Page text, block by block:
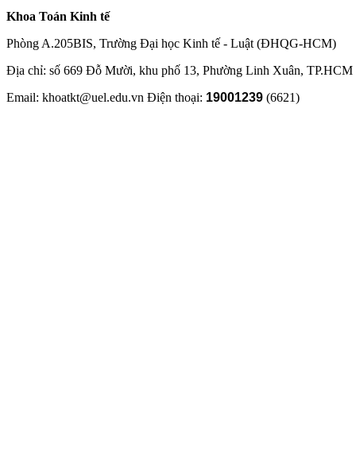
Khoa Toán Kinh tế
Phòng A.205BIS, Trường Đại học Kinh tế - Luật (ĐHQG-HCM)
Địa chỉ: số 669 Đỗ Mười, khu phố 13, Phường Linh Xuân, TP.HCM
Email: khoatkt@uel.edu.vn Điện thoại: 19001239 (6621)